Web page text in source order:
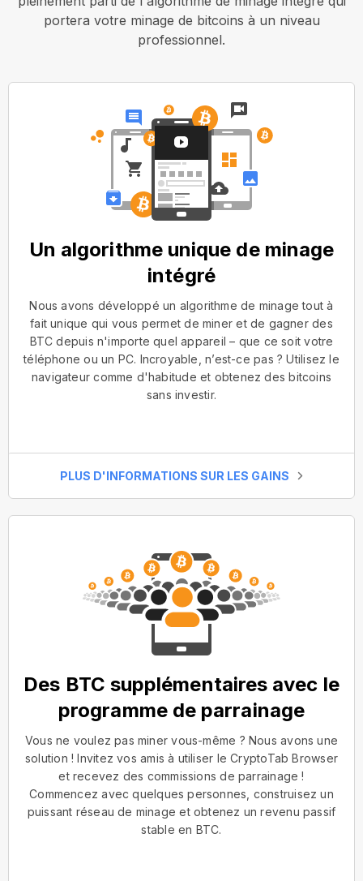
portera votre minage de bitcoins à un niveau
professionnel.
Un algorithme unique de minage
intégré
Nous avons développé un algorithme de minage tout à
fait unique qui vous permet de miner et de gagner des
BTC depuis n'importe quel appareil – que ce soit votre
téléphone ou un PC. Incroyable, n’est-ce pas ? Utilisez le
navigateur comme d'habitude et obtenez des bitcoins
sans investir.
PLUS D'INFORMATIONS SUR LES GAINS
Des BTC supplémentaires avec le
programme de parrainage
Vous ne voulez pas miner vous-même ? Nous avons une
solution ! Invitez vos amis à utiliser le CryptoTab Browser
et recevez des commissions de parrainage !
Commencez avec quelques personnes, construisez un
puissant réseau de minage et obtenez un revenu passif
stable en BTC.